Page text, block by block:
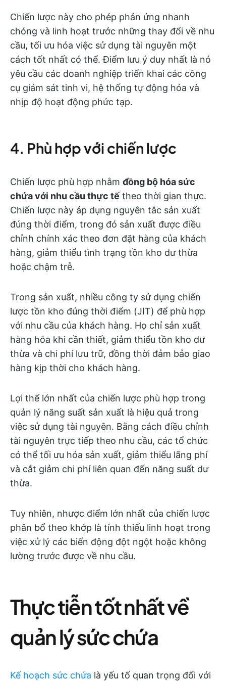
Chiến lược này cho phép phản ứng nhanh
chóng và linh hoạt trước những thay đổi về nhu
cầu, tối ưu hóa việc sử dụng tài nguyên một
cách tốt nhất có thể. Điểm lưu ý duy nhất là nó
yêu cầu các doanh nghiệp triển khai các công
cụ giám sát tinh vi, hệ thống tự động hóa và
nhịp độ hoạt động phức tạp.
4. Phù hợp với chiến lược
Chiến lược phù hợp nhằm đồng bộ hóa sức
chứa với nhu cầu thực tế theo thời gian thực.
Chiến lược này áp dụng nguyên tắc sản xuất
đúng thời điểm, trong đó sản xuất được điều
chỉnh chính xác theo đơn đặt hàng của khách
hàng, giảm thiểu tình trạng tồn kho dư thừa
hoặc chậm trễ.
Trong sản xuất, nhiều công ty sử dụng chiến
lược tồn kho đúng thời điểm (JIT) để phù hợp
với nhu cầu của khách hàng. Họ chỉ sản xuất
hàng hóa khi cần thiết, giảm thiểu tồn kho dư
thừa và chi phí lưu trữ, đồng thời đảm bảo giao
hàng kịp thời cho khách hàng.
Lợi thế lớn nhất của chiến lược phù hợp trong
quản lý năng suất sản xuất là hiệu quả trong
việc sử dụng tài nguyên. Bằng cách điều chỉnh
tài nguyên trực tiếp theo nhu cầu, các tổ chức
có thể tối ưu hóa sản xuất, giảm thiểu lãng phí
và cắt giảm chi phí liên quan đến năng suất dư
thừa.
Tuy nhiên, nhược điểm lớn nhất của chiến lược
phân bổ theo khớp là tính thiếu linh hoạt trong
việc xử lý các biến động đột ngột hoặc không
lường trước được về nhu cầu.
Thực tiễn tốt nhất về
quản lý sức chứa
Kế hoạch sức chứa là yếu tố quan trọng đối với